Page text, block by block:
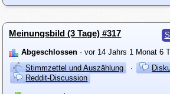
Meinungsbild (3 Tage) #317
Abgeschlossen · vor 14 Jahrs 1 Monat 6
Stimmzettel und Auszählung
·
Reddit-Discussion